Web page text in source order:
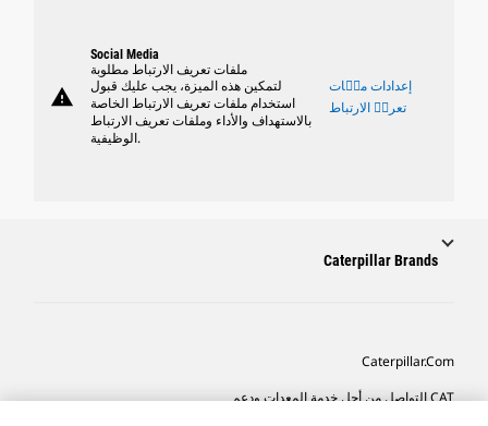
warning
Social Media
ملفات تعريف الارتباط مطلوبة
لتمكين هذه الميزة، يجب عليك قبول
استخدام ملفات تعريف الارتباط الخاصة
بالاستهداف والأداء وملفات تعريف الارتباط
الوظيفية.
إعدادات ملٝات
تعريٝ الارتباط
Caterpillar Brands
Caterpillar.com
CAT التواصل من أجل خدمة المعدات ودعم